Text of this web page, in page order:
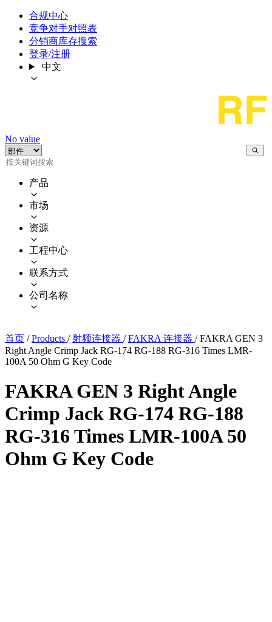
合规中心
竞争对手对照表
分销商库存搜索
登录/注册
中文
No value
产品
市场
资源
工程中心
联系方式
公司名称
首页 / Products / 射频连接器 / FAKRA 连接器 / FAKRA GEN 3
Right Angle Crimp Jack RG-174 RG-188 RG-316 Times LMR-
100A 50 Ohm G Key Code
FAKRA GEN 3 Right Angle
Crimp Jack RG-174 RG-188
RG-316 Times LMR-100A 50
Ohm G Key Code